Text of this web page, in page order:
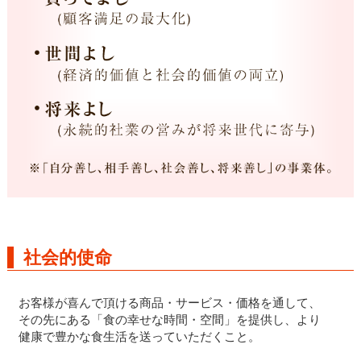
社会的使命
お客様が喜んで頂ける商品・サービス・価格を通して、
その先にある「食の幸せな時間・空間」を提供し、より
健康で豊かな食生活を送っていただくこと。